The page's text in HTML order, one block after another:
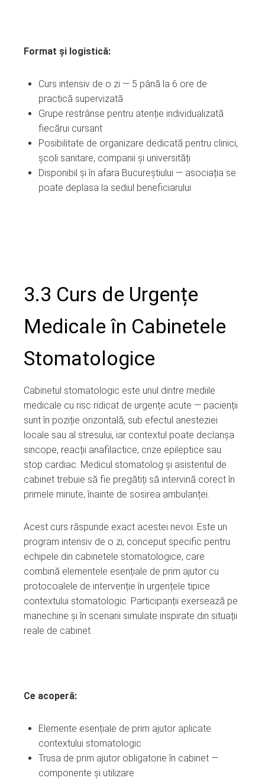
Format și logistică:
Curs intensiv de o zi — 5 până la 6 ore de
practică supervizată
Grupe restrânse pentru atenție individualizată
fiecărui cursant
Posibilitate de organizare dedicată pentru clinici,
școli sanitare, companii și universități
Disponibil și în afara Bucureștiului — asociația se
poate deplasa la sediul beneficiarului
3.3 Curs de Urgențe
Medicale în Cabinetele
Stomatologice
Cabinetul stomatologic este unul dintre mediile
medicale cu risc ridicat de urgențe acute — pacienții
sunt în poziție orizontală, sub efectul anesteziei
locale sau al stresului, iar contextul poate declanșa
sincope, reacții anafilactice, crize epileptice sau
stop cardiac. Medicul stomatolog și asistentul de
cabinet trebuie să fie pregătiți să intervină corect în
primele minute, înainte de sosirea ambulanței.
Acest curs răspunde exact acestei nevoi. Este un
program intensiv de o zi, conceput specific pentru
echipele din cabinetele stomatologice, care
combină elementele esențiale de prim ajutor cu
protocoalele de intervenție în urgențele tipice
contextului stomatologic. Participanții exersează pe
manechine și în scenarii simulate inspirate din situații
reale de cabinet.
Ce acoperă:
Elemente esențiale de prim ajutor aplicate
contextului stomatologic
Trusa de prim ajutor obligatorie în cabinet —
componente și utilizare